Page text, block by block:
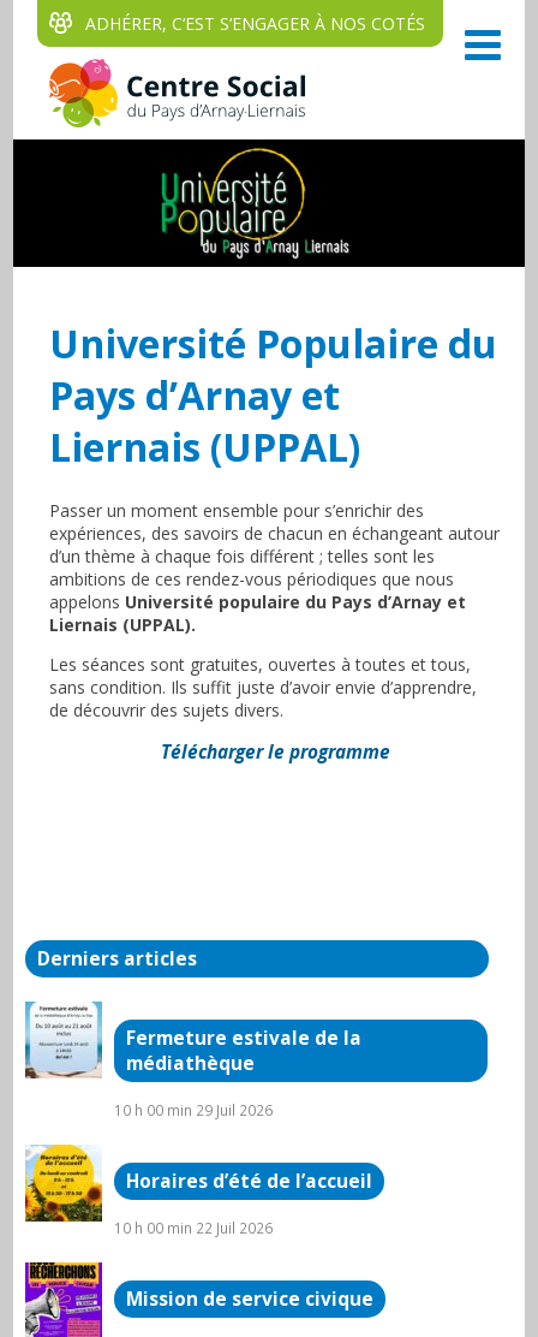
ADHÉRER, C‘EST S‘ENGAGER À NOS COTÉS
Université Populaire du
Pays d’Arnay et
Liernais (UPPAL)
Passer un moment ensemble pour s’enrichir des
expériences, des savoirs de chacun en échangeant autour
d’un thème à chaque fois différent ; telles sont les
ambitions de ces rendez-vous périodiques que nous
appelons Université populaire du Pays d’Arnay et
Liernais (UPPAL).
Les séances sont gratuites, ouvertes à toutes et tous,
sans condition. Ils suffit juste d’avoir envie d’apprendre,
de découvrir des sujets divers.
Télécharger le programme
Derniers articles
Fermeture estivale de la
médiathèque
10 h 00 min 29 Juil 2026
Horaires d’été de l’accueil
10 h 00 min 22 Juil 2026
Mission de service civique